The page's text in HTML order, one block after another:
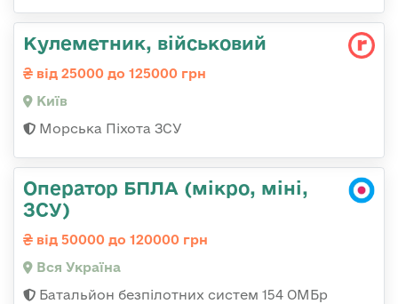
Кулеметник, військовий
від 25000 до 125000 грн
Київ
Морська Піхота ЗСУ
Оператор БПЛА (мікро, міні,
ЗСУ)
від 50000 до 120000 грн
Вся Україна
Батальйон безпілотних систем 154 ОМБр